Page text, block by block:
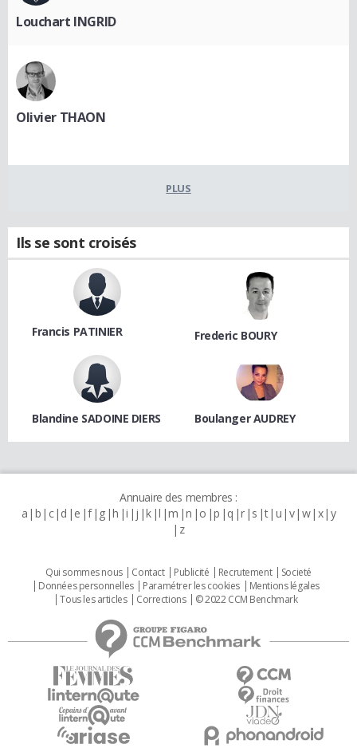
Louchart INGRID
Olivier THAON
PLUS
Ils se sont croisés
Francis PATINIER Frederic BOURY
Blandine SADOINE DIERS Boulanger AUDREY
Annuaire des membres :
a b c d e f g h i j k l m n o p q r s t u v w x y
z
Qui sommes nous Contact Publicité Recrutement
Societé
Données personnelles
Paramétrer les cookies
Mentions légales
Tous les articles
Corrections © 2022 CCM Benchmark